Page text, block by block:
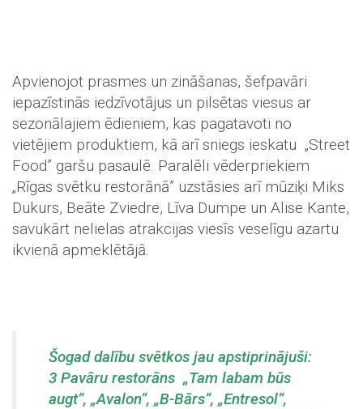
Apvienojot prasmes un zināšanas, šefpavāri
iepazīstinās iedzīvotājus un pilsētas viesus ar
sezonālajiem ēdieniem, kas pagatavoti no
vietējiem produktiem, kā arī sniegs ieskatu „Street
Food” garšu pasaulē. Paralēli vēderpriekiem
„Rīgas svētku restorānā” uzstāsies arī mūziķi Miks
Dukurs, Beāte Zviedre, Līva Dumpe un Alise Kante,
savukārt nelielas atrakcijas viesīs veselīgu azartu
ikvienā apmeklētājā.
Šogad dalību svētkos jau apstiprinājuši:
3 Pavāru restorāns „Tam labam būs
augt”, „Avalon”, „B-Bārs”, „Entresol”,